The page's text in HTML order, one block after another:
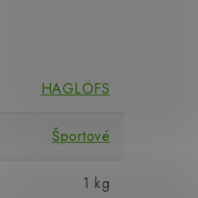
HAGLÖFS
Športové
1 kg